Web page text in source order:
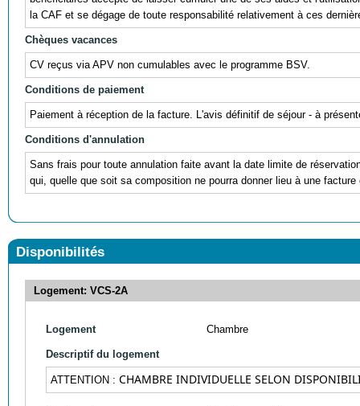
la CAF et se dégage de toute responsabilité relativement à ces
Chèques vacances
CV reçus via APV non cumulables avec le programme BSV.
Conditions de paiement
Paiement à réception de la facture. L'avis définitif de séjour - à
Conditions d'annulation
Sans frais pour toute annulation faite avant la date limite de
qui, quelle que soit sa composition ne pourra donner lieu à une
Disponibilités
Logement: VCS-2A
Logement Chambre
Descriptif du logement
ATTENTION : CHAMBRE INDIVIDUELLE SELON